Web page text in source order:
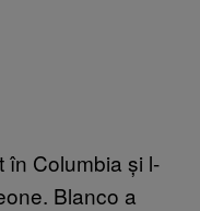
în Columbia și l-
Blanco a